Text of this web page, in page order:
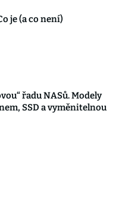
je (a co není)
řadu NASů. Modely
SSD a vyměnitelnou